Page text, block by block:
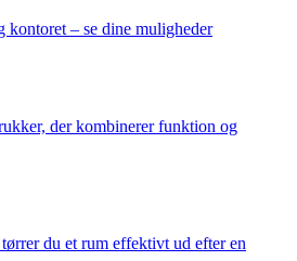
kontoret – se dine muligheder
der kombinerer funktion og
du et rum effektivt ud efter en